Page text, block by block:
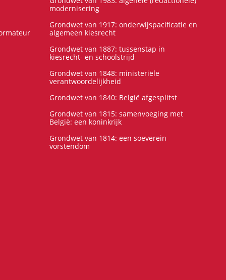
modernisering
Grondwet van 1917: onderwijspacificatie en
algemeen kiesrecht
Grondwet van 1887: tussenstap in
kiesrecht- en schoolstrijd
Grondwet van 1848: ministeriële
verantwoordelijkheid
Grondwet van 1840: België afgesplitst
Grondwet van 1815: samenvoeging met
België: een koninkrijk
Grondwet van 1814: een soeverein
vorstendom